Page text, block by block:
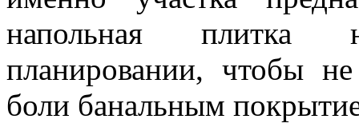
напольная плитка
планировании, чтобы
боли банальным